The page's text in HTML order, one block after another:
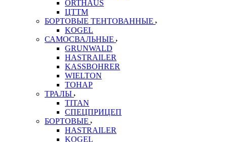
ORTHAUS
ЦТТМ
БОРТОВЫЕ ТЕНТОВАННЫЕ
KOGEL
САМОСВАЛЬНЫЕ
GRUNWALD
HASTRAILER
KASSBOHRER
WIELTON
ТОНАР
ТРАЛЫ
TITAN
СПЕЦПРИЦЕП
БОРТОВЫЕ
HASTRAILER
KOGEL